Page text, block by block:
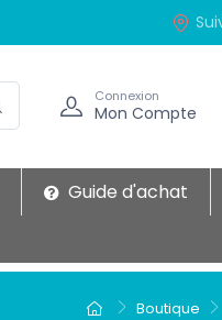
Connexion
Mon Compte
Guide d'achat
Boutique